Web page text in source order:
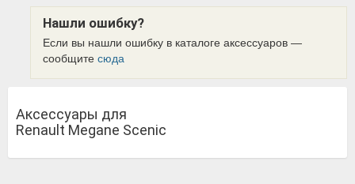
Нашли ошибку?
Если вы нашли ошибку в каталоге аксессуаров —
сообщите сюда
Аксессуары для
Renault Megane Scenic